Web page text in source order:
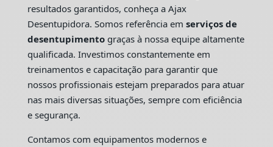
resultados garantidos, conheça a Ajax
Desentupidora. Somos referência em serviços de
desentupimentograças à nossa equipe altamente
qualificada. Investimos constantemente em
treinamentos e capacitação para garantir que
nossos profissionais estejam preparados para atuar
nas mais diversas situações, sempre com eficiência
e segurança.
Contamos com equipamentos modernos e